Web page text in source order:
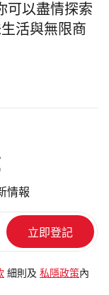
可以盡情探索
活與無限商
情報
細則及 私隱政策 內